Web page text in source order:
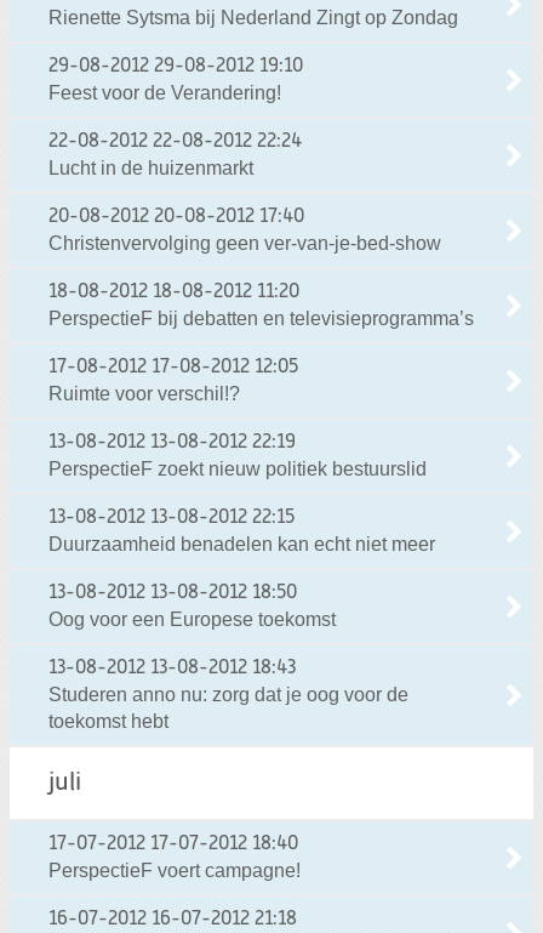
Rienette Sytsma bij Nederland Zingt op Zondag
29-08-2012 29-08-2012 19:10
Feest voor de Verandering!
22-08-2012 22-08-2012 22:24
Lucht in de huizenmarkt
20-08-2012 20-08-2012 17:40
Christenvervolging geen ver-van-je-bed-show
18-08-2012 18-08-2012 11:20
PerspectieF bij debatten en televisieprogramma’s
17-08-2012 17-08-2012 12:05
Ruimte voor verschil!?
13-08-2012 13-08-2012 22:19
PerspectieF zoekt nieuw politiek bestuurslid
13-08-2012 13-08-2012 22:15
Duurzaamheid benadelen kan echt niet meer
13-08-2012 13-08-2012 18:50
Oog voor een Europese toekomst
13-08-2012 13-08-2012 18:43
Studeren anno nu: zorg dat je oog voor de
toekomst hebt
juli
17-07-2012 17-07-2012 18:40
PerspectieF voert campagne!
16-07-2012 16-07-2012 21:18